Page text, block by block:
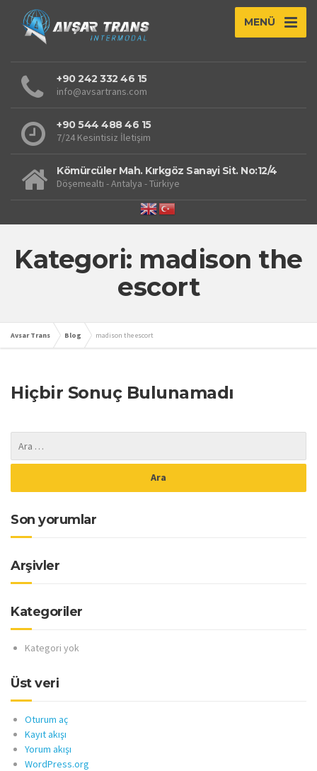
MENÜ
+90 242 332 46 15
info@avsartrans.com
+90 544 488 46 15
7/24 Kesintisiz İletişim
Kömürcüler Mah. Kırkgöz Sanayi Sit. No:12/4
Döşemealtı - Antalya - Türkiye
Kategori: madison the
escort
Avsar Trans Blog madison the escort
Hiçbir Sonuç Bulunamadı
Son yorumlar
Arşivler
Kategoriler
Kategori yok
Üst veri
Oturum aç
Kayıt akışı
Yorum akışı
WordPress.org